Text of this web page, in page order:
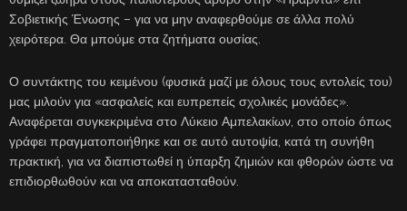
Σοβιετικής Ένωσης – για να μην αναφερθούμε σε άλλα πολύ
χειρότερα. Θα μπούμε στα ζητήματα ουσίας.
Ο συντάκτης του κειμένου (φυσικά μαζί με όλους τους εντολείς του)
μας μιλούν για «ασφαλείς και ευπρεπείς σχολικές μονάδες».
Αναφέρεται συγκεκριμένα στο Λύκειο Αμπελακίων, στο οποίο όπως
γράφει πραγματοποιήθηκε και σε αυτό αυτοψία, κατά τη συνήθη
πρακτική, για να διαπιστωθεί η ύπαρξη ζημιών και φθορών ώστε να
επιδιορθωθούν και να αποκατασταθούν.